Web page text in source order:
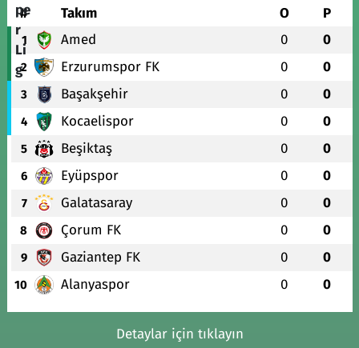
# Takım O P
1 Amed 0 0
2 Erzurumspor FK 0 0
3 Başakşehir 0 0
4 Kocaelispor 0 0
5 Beşiktaş 0 0
6 Eyüpspor 0 0
7 Galatasaray 0 0
8 Çorum FK 0 0
9 Gaziantep FK 0 0
10 Alanyaspor 0 0
Detaylar için tıklayın